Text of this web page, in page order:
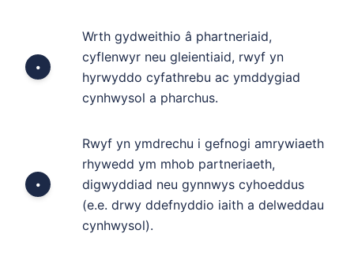
•
Wrth gydweithio â phartneriaid,
cyflenwyr neu gleientiaid, rwyf yn
hyrwyddo cyfathrebu ac ymddygiad
cynhwysol a pharchus.
•
Rwyf yn ymdrechu i gefnogi amrywiaeth
rhywedd ym mhob partneriaeth,
digwyddiad neu gynnwys cyhoeddus
(e.e. drwy ddefnyddio iaith a delweddau
cynhwysol).